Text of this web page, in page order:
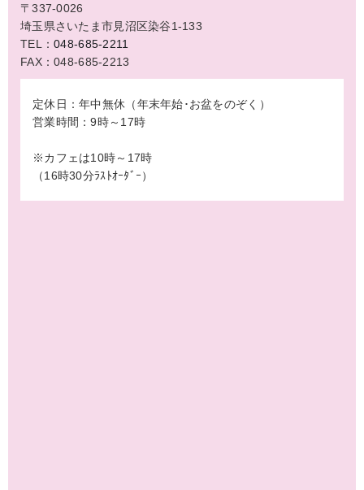
〒337-0026
埼玉県さいたま市見沼区染谷1-133
TEL：048-685-2211
FAX：048-685-2213
定休日：年中無休（年末年始･お盆をのぞく）
営業時間：9時～17時
※カフェは10時～17時
（16時30分ﾗｽﾄｵｰﾀﾞｰ）